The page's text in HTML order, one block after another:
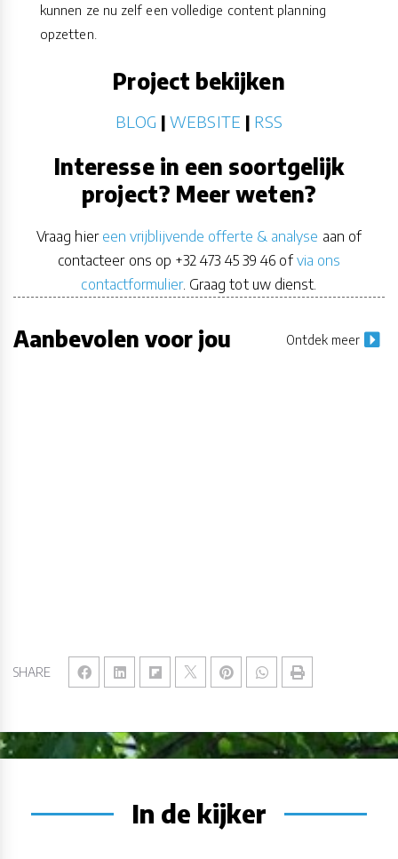
SHARE
kunnen ze nu zelf een volledige content planning
opzetten.
Project bekijken
BLOG |WEBSITE | RSS
Interesse in een soortgelijk
project? Meer weten?
Vraag hier een vrijblijvende offerte & analyse aan of
contacteer ons op +32 473 45 39 46 ofvia ons
contactformulier. Graag tot uw dienst.
Aanbevolen voor jou Ontdek meer
In de kijker